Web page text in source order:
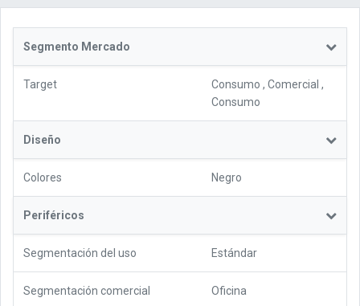
Segmento Mercado
Target Consumo , Comercial ,
Consumo
Diseño
Colores Negro
Periféricos
Segmentación del uso Estándar
Segmentación comercial Oficina